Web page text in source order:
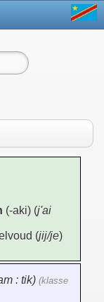
(-aki) (j'ai
(jij/je)
: tik) (klasse